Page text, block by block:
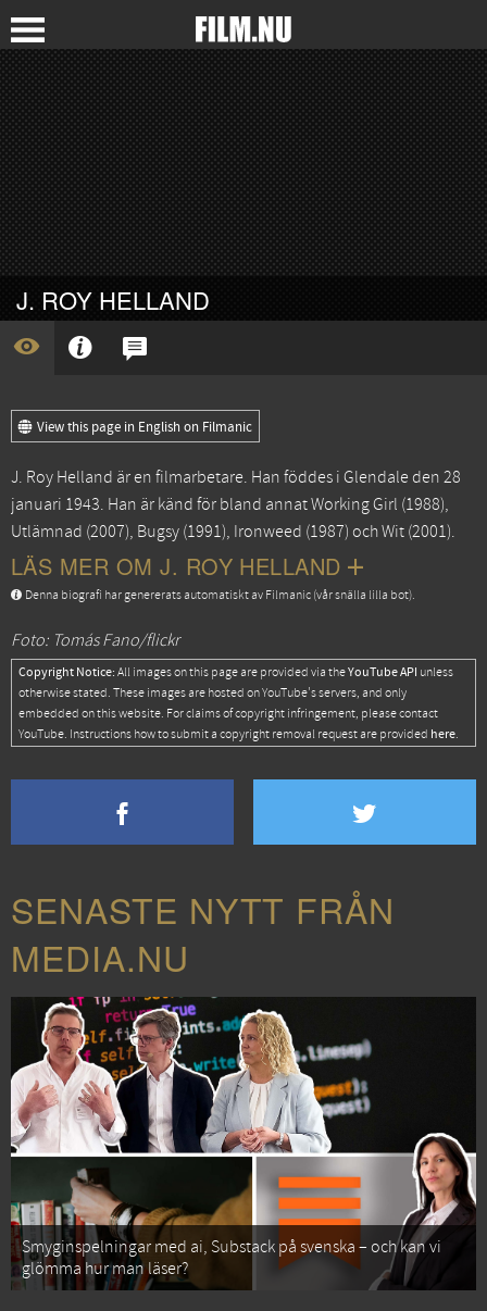
J. ROY HELLAND
View this page in English on Filmanic
J. Roy Helland är en filmarbetare. Han föddes i Glendale den 28
januari 1943. Han är känd för bland annatWorking Girl (1988),
Utlämnad (2007), Bugsy (1991), Ironweed (1987) ochWit (2001).
LÄS MER OM J. ROY HELLAND
Denna biografi har genererats automatiskt av Filmanic (vår snälla lilla bot).
Foto: Tomás Fano/flickr
Copyright Notice: All images on this page are provided via theYouTube API unless
otherwise stated. These images are hosted on YouTube's servers, and only
embedded on this website. For claims of copyright infringement, please contact
YouTube. Instructions how to submit a copyright removal request are provided here.
SENASTE NYTT FRÅN
MEDIA.NU
Smyginspelningar med ai, Substack på svenska – och kan vi
glömma hur man läser?